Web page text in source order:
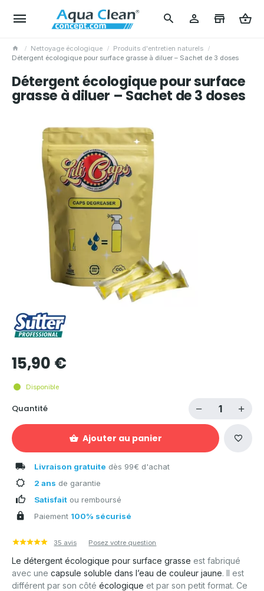
Nettoyage écologique
Produits d'entretien naturels
Détergent écologique pour surface grasse à diluer – Sachet de 3 doses
Détergent écologique pour surface
grasse à diluer – Sachet de 3 doses
15,90 €
Disponible
Quantité
Ajouter au panier
Livraison gratuite dès 99€ d'achat
2 ans de garantie
Satisfait ou remboursé
Paiement 100% sécurisé
35 avis Posez votre question
Le détergent écologique pour surface grasse est fabriqué
avec une capsule soluble dans l’eau de couleur jaune. Il est
différent par son côté écologique et par son petit format. Ce